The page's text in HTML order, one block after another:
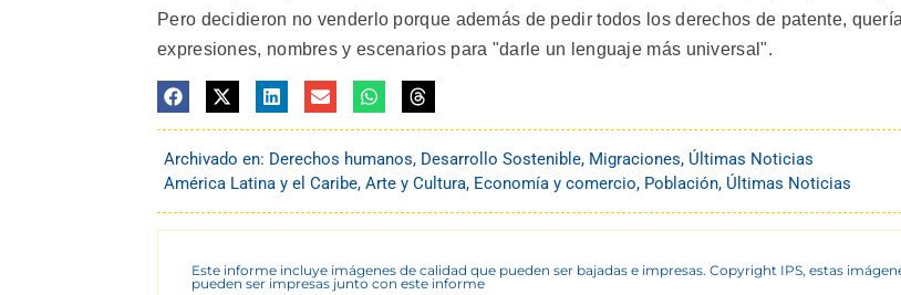
Pero decidieron no venderlo porque además de pedir todos los derechos de patente,
expresiones, nombres y escenarios para "darle un lenguaje más universal".
Archivado en: Derechos humanos, Desarrollo Sostenible, Migraciones, Últimas Noticias
América Latina y el Caribe, Arte y Cultura, Economía y comercio, Población, Últimas Noticias
Este informe incluye imágenes de calidad que pueden ser bajadas e impresas. Copyright IPS, estas
pueden ser impresas junto con este informe